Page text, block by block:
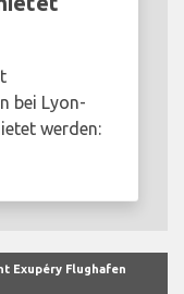
bei Lyon-
werden:
Exupéry Flughafen